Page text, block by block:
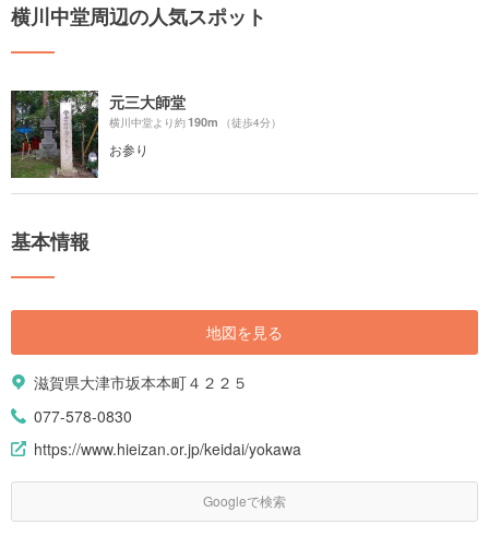
横川中堂周辺の人気スポット
元三大師堂
横川中堂より約190m （徒歩4分）
お参り
基本情報
地図を見る
滋賀県大津市坂本本町４２２５
077-578-0830
https://www.hieizan.or.jp/keidai/yokawa
Googleで検索